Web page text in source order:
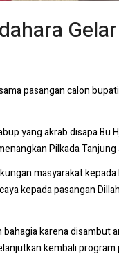
pasangan calon
yang akrab disapa
Pilkada
masyarakat
kepada pasangan
karena
kembali